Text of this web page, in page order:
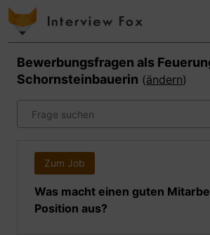
Bewerbungsfragen als
Schornsteinbauerin (ändern)
Zum Job
Was macht einen guten
Position aus?